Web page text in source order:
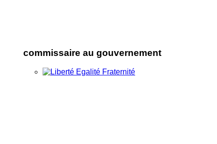
commissaire au gouvernement